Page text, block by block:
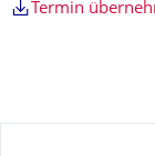
Termin